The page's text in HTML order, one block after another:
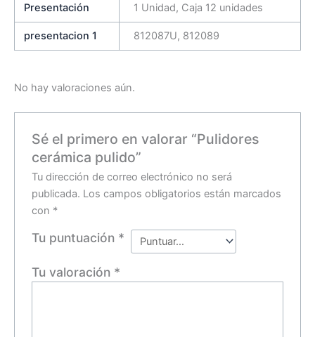
Presentación 1 Unidad, Caja 12 unidades
presentacion 1 812087U, 812089
No hay valoraciones aún.
Sé el primero en valorar “Pulidores
cerámica pulido”
Tu dirección de correo electrónico no será
publicada. Los campos obligatorios están marcados
con *
Tu puntuación *
Tu valoración *